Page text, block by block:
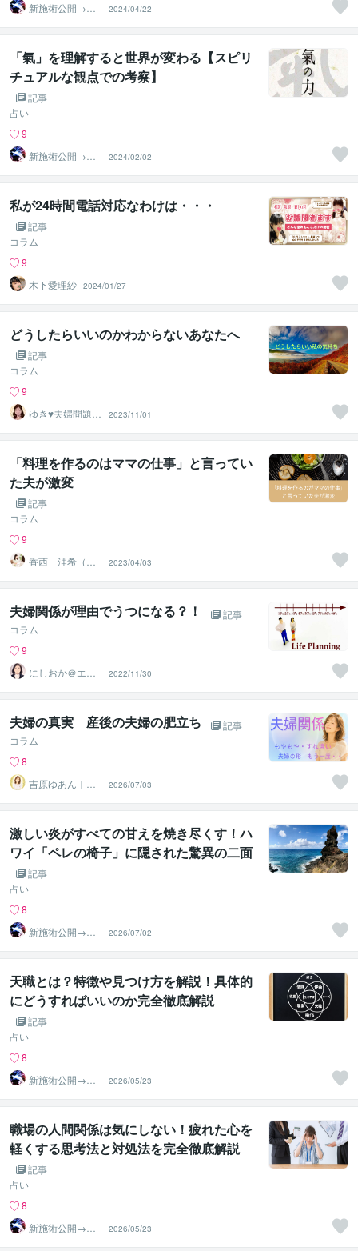
新施術公開→≪
相手意識強制変
化≫◆星桜龍
2024/04/22
「氣」を理解すると世界が変わる【スピリ
チュアルな観点での考察】
記事
占い
9
新施術公開→≪
相手意識強制変
化≫◆星桜龍
2024/02/02
私が24時間電話対応なわけは・・・
記事
コラム
9
木下愛理紗 2024/01/27
どうしたらいいのかわからないあなたへ
記事
コラム
9
ゆき♥️夫婦問題専
門アドバイザー
2023/11/01
「料理を作るのはママの仕事」と言ってい
た夫が激変
記事
コラム
9
香西 浬希（こ
うざい りの）
カウンセラー
2023/04/03
夫婦関係が理由でうつになる？！
記事
コラム
9
にしおか＠エン
パワメントカウ
ンセラー
2022/11/30
夫婦の真実 産後の夫婦の肥立ち
記事
コラム
8
吉原ゆあん｜女
性の心と体に寄
り添う伴走者
2026/07/03
激しい炎がすべての甘えを焼き尽くす！ハ
ワイ「ペレの椅子」に隠された驚異の二面
性と、富とビジネスの成功を爆発的に引き
寄せる絶対法則
記事
占い
8
新施術公開→≪
相手意識強制変
化≫◆星桜龍
2026/07/02
天職とは？特徴や見つけ方を解説！具体的
にどうすればいいのか完全徹底解説
記事
占い
8
新施術公開→≪
相手意識強制変
化≫◆星桜龍
2026/05/23
職場の人間関係は気にしない！疲れた心を
軽くする思考法と対処法を完全徹底解説
記事
占い
8
新施術公開→≪
相手意識強制変
化≫◆星桜龍
2026/05/23